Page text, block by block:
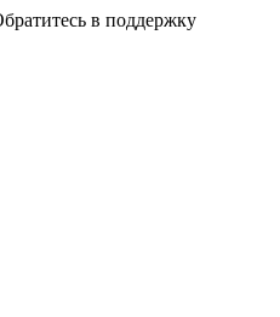
в поддержку